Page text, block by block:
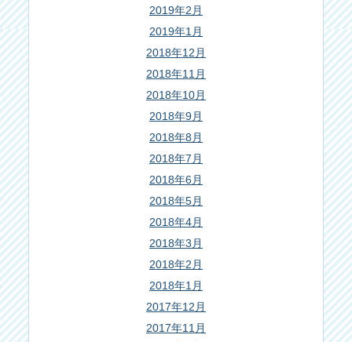
2019年2月
2019年1月
2018年12月
2018年11月
2018年10月
2018年9月
2018年8月
2018年7月
2018年6月
2018年5月
2018年4月
2018年3月
2018年2月
2018年1月
2017年12月
2017年11月